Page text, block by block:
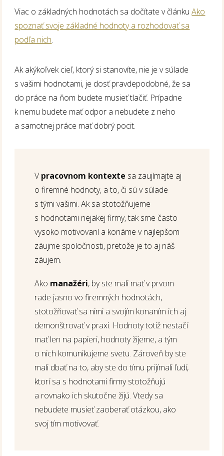
Viac o základných hodnotách sa dočítate v článkuAko
spoznať svoje základné hodnoty a rozhodovať sa
podľa nich.
Ak akýkoľvek cieľ, ktorý si stanovíte, nie je v súlade
s vašimi hodnotami, je dosť pravdepodobné, že sa
do práce na ňom budete musieť tlačiť. Prípadne
k nemu budete mať odpor a nebudete z neho
a samotnej práce mať dobrý pocit.
V pracovnom kontexte sa zaujímajte aj
o firemné hodnoty, a to, či sú v súlade
s tými vašimi. Ak sa stotožňujeme
s hodnotami nejakej firmy, tak sme často
vysoko motivovaní a konáme v najlepšom
záujme spoločnosti, pretože je to aj náš
záujem.
Ako manažéri, by ste mali mať v prvom
rade jasno vo firemných hodnotách,
stotožňovať sa nimi a svojím konaním ich aj
demonštrovať v praxi. Hodnoty totiž nestačí
mať len na papieri, hodnoty žijeme, a tým
o nich komunikujeme svetu. Zároveň by ste
mali dbať na to, aby ste do tímu prijímali ľudí,
ktorí sa s hodnotami firmy stotožňujú
a rovnako ich skutočne žijú. Vtedy sa
nebudete musieť zaoberať otázkou, ako
svoj tím motivovať.